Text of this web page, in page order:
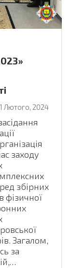
1 Лютого, 2024
заходу
збірних
фізичної
Загалом,
за